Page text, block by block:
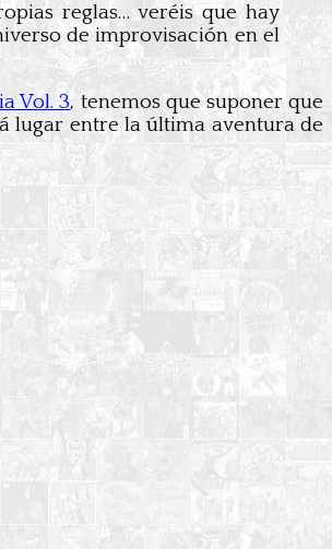
reglas… veréis que hay
de improvisación en el
Vol. 3, tenemos que suponer que
lugar entre la última aventura de